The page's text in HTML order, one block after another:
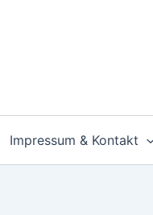
Impressum & Kontakt